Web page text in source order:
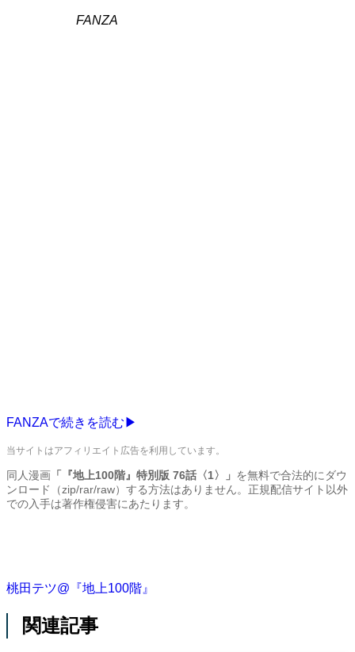
FANZA
FANZAで続きを読む▶
当サイトはアフィリエイト広告を利用しています。
同人漫画 「『地上100階』特別版 76話〈1〉」 を無料で合法的にダウ
ンロード（zip/rar/raw）する方法はありません。正規配信サイト以外
での入手は著作権侵害にあたります。
桃田テツ@『地上100階』
関連記事